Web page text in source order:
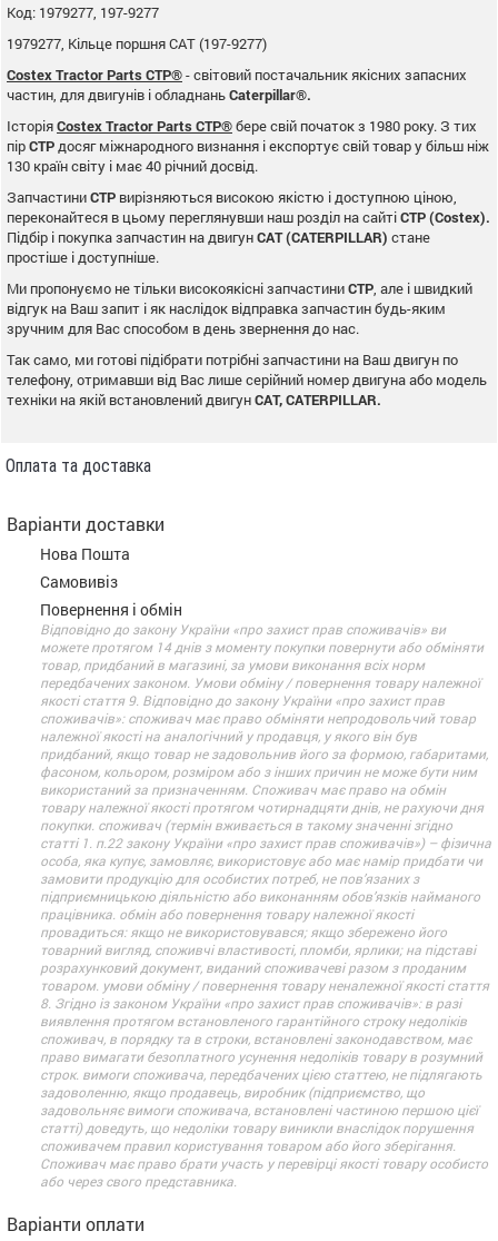
Код: 1979277, 197-9277
1979277, Кільце поршня CAT (197-9277)
Costex Tractor Parts CTP®- світовий постачальник якісних запасних
частин, для двигунів і обладнаньCaterpillar®.
ІсторіяCostex Tractor Parts CTP®бере свій початок з 1980 року. З тих
пірCTP досяг міжнародного визнання і експортує свій товар у більш ніж
130 країн світу і має 40 річний досвід.
ЗапчастиниCTP вирізняються високою якістю і доступною ціною,
переконайтеся в цьому переглянувши наш розділ на сайтіCTP (Costex).
Підбір і покупка запчастин на двигунCAT (CATERPILLAR) стане
простіше і доступніше.
Ми пропонуємо не тільки високоякісні запчастиниCTP , але і швидкий
відгук на Ваш запит і як наслідок відправка запчастин будь-яким
зручним для Вас способом в день звернення до нас.
Так само, ми готові підібрати потрібні запчастини на Ваш двигун по
телефону, отримавши від Вас лише серійний номер двигуна або модель
техніки на якій встановлений двигунCAT, CATERPILLAR.
Оплата та доставка
Варіанти доставки
Нова Пошта
Самовивіз
Повернення і обмін
Відповідно до закону України «про захист прав споживачів» ви
можете протягом 14 днів з моменту покупки повернути або обміняти
товар, придбаний в магазині, за умови виконання всіх норм
передбачених законом. Умови обміну / повернення товару належної
якості стаття 9. Відповідно до закону України «про захист прав
споживачів»: споживач має право обміняти непродовольчий товар
належної якості на аналогічний у продавця, у якого він був
придбаний, якщо товар не задовольнив його за формою, габаритами,
фасоном, кольором, розміром або з інших причин не може бути ним
використаний за призначенням. Споживач має право на обмін
товару належної якості протягом чотирнадцяти днів, не рахуючи дня
покупки. споживач (термін вживається в такому значенні згідно
статті 1. п.22 закону України «про захист прав споживачів») – фізична
особа, яка купує, замовляє, використовує або має намір придбати чи
замовити продукцію для особистих потреб, не пов’язаних з
підприємницькою діяльністю або виконанням обов’язків найманого
працівника. обмін або повернення товару належної якості
провадиться: якщо не використовувався; якщо збережено його
товарний вигляд, споживчі властивості, пломби, ярлики; на підставі
розрахунковий документ, виданий споживачеві разом з проданим
товаром. умови обміну / повернення товару неналежної якості стаття
8. Згідно із законом України «про захист прав споживачів»: в разі
виявлення протягом встановленого гарантійного строку недоліків
споживач, в порядку та в строки, встановлені законодавством, має
право вимагати безоплатного усунення недоліків товару в розумний
строк. вимоги споживача, передбачених цією статтею, не підлягають
задоволенню, якщо продавець, виробник (підприємство, що
задовольняє вимоги споживача, встановлені частиною першою цієї
статті) доведуть, що недоліки товару виникли внаслідок порушення
споживачем правил користування товаром або його зберігання.
Споживач має право брати участь у перевірці якості товару особисто
або через свого представника.
Варіанти оплати